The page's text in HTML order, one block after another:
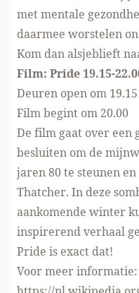
met mentale
daarmee worstelen
Kom dan alsjeblieft
Film: Pride 19.15-
Deuren open om 19.15
Film begint om 20.00
De film gaat over een
besluiten om de
jaren 80 te steunen
Thatcher. In deze
aankomende winter
inspirerend verhaal
Pride is exact dat!
Voor meer informatie: